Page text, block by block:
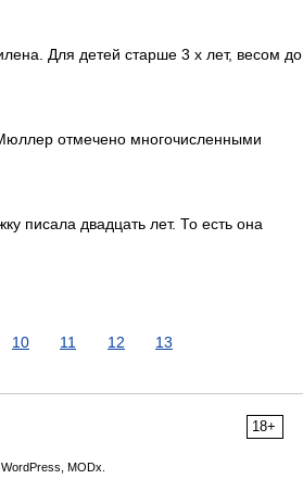
Для детей старше 3 х лет, весом до
отмечено многочисленными
писала двадцать лет. То есть она
10 11 12 13
18+
WordPress, MODx.